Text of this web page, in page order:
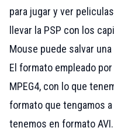
para jugar y ver
llevar la PSP con los
Mouse puede salvar
El formato empleado
MPEG4, con lo que
formato que tengamos
tenemos en formato AVI.